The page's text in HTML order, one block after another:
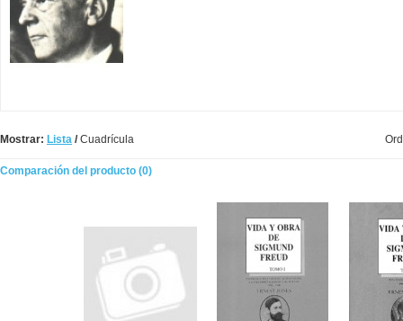
Mostrar: Lista /Cuadrícula
Comparación del producto (0)